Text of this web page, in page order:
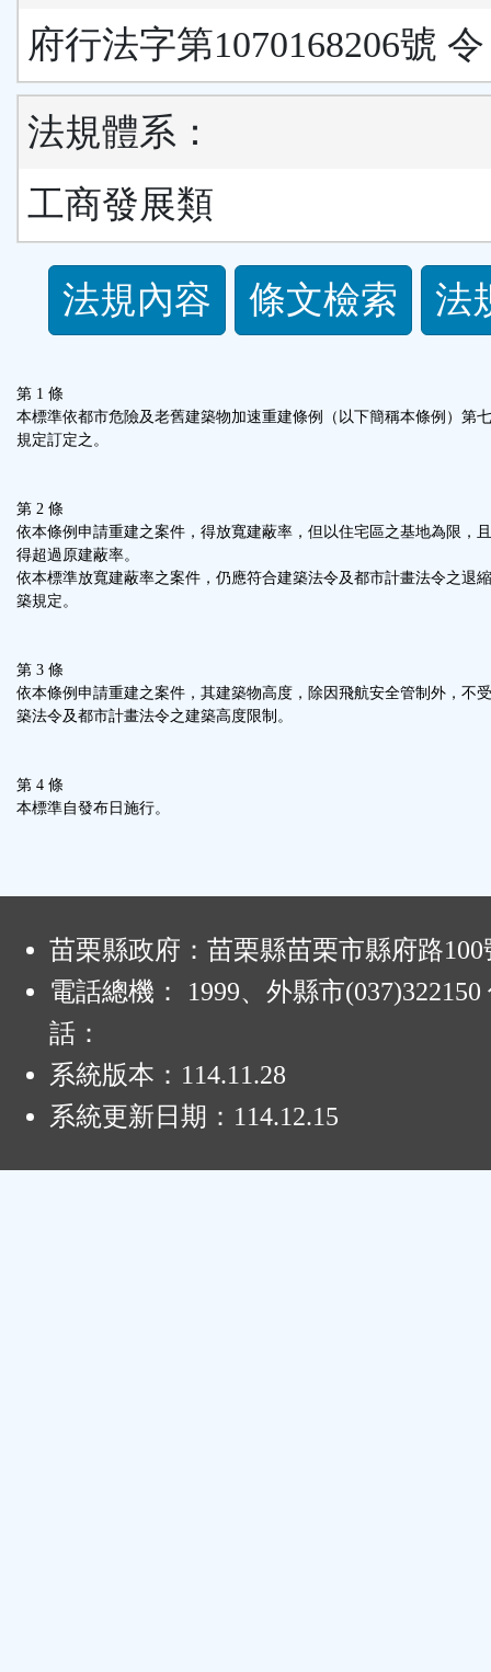
府行法字第1070168206號 令
法規體系：
工商發展類
規
功
能
按
鈕
區
法規內容 條文檢索 法
第 1 條
本標準依都市危險及老舊建築物加速重建條例（以下簡稱本條例）第
規定訂定之。
第 2 條
依本條例申請重建之案件，得放寬建蔽率，但以住宅區之基地為限，
得超過原建蔽率。
依本標準放寬建蔽率之案件，仍應符合建築法令及都市計畫法令之退
築規定。
第 3 條
依本條例申請重建之案件，其建築物高度，除因飛航安全管制外，不
築法令及都市計畫法令之建築高度限制。
第 4 條
本標準自發布日施行。
苗栗縣政府：苗栗縣苗栗市縣府路100
電話總機： 1999、外縣市(037)322150
話：
系統版本： 114.11.28
系統更新日期： 114.12.15